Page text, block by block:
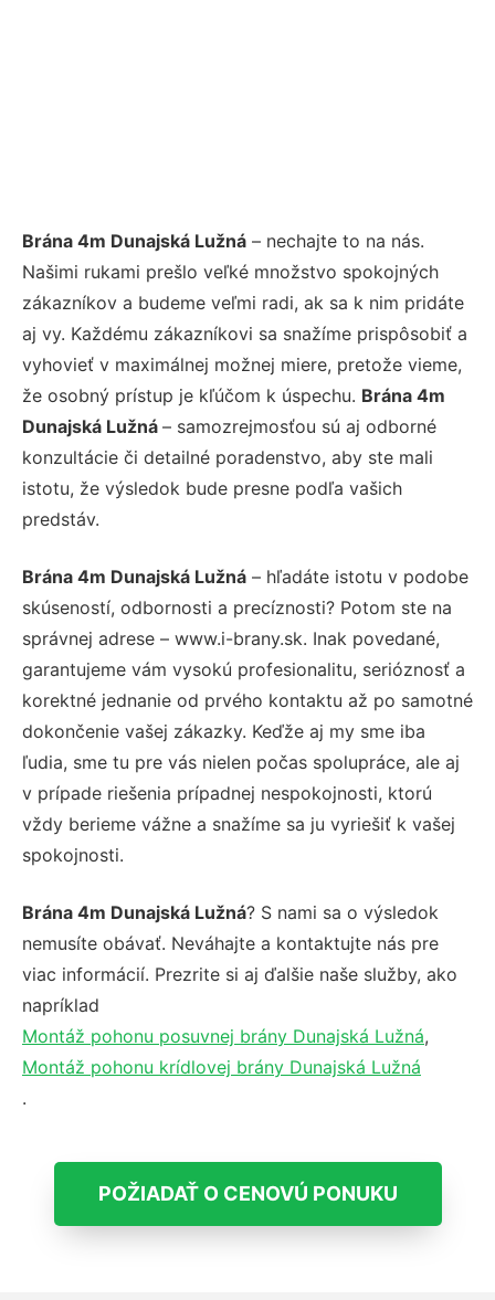
Brána 4m Dunajská Lužná – nechajte to na nás.
Našimi rukami prešlo veľké množstvo spokojných
zákazníkov a budeme veľmi radi, ak sa k nim pridáte
aj vy. Každému zákazníkovi sa snažíme prispôsobiť a
vyhovieť v maximálnej možnej miere, pretože vieme,
že osobný prístup je kľúčom k úspechu. Brána 4m
Dunajská Lužná – samozrejmosťou sú aj odborné
konzultácie či detailné poradenstvo, aby ste mali
istotu, že výsledok bude presne podľa vašich
predstáv.
Brána 4m Dunajská Lužná – hľadáte istotu v podobe
skúseností, odbornosti a precíznosti? Potom ste na
správnej adrese – www.i-brany.sk. Inak povedané,
garantujeme vám vysokú profesionalitu, serióznosť a
korektné jednanie od prvého kontaktu až po samotné
dokončenie vašej zákazky. Keďže aj my sme iba
ľudia, sme tu pre vás nielen počas spolupráce, ale aj
v prípade riešenia prípadnej nespokojnosti, ktorú
vždy berieme vážne a snažíme sa ju vyriešiť k vašej
spokojnosti.
Brána 4m Dunajská Lužná? S nami sa o výsledok
nemusíte obávať. Neváhajte a kontaktujte nás pre
viac informácií. Prezrite si aj ďalšie naše služby, ako
napríklad
Montáž pohonu posuvnej brány Dunajská Lužná,
Montáž pohonu krídlovej brány Dunajská Lužná
.
POŽIADAŤ O CENOVÚ PONUKU